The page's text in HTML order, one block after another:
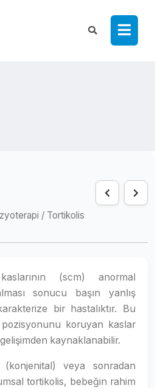
/ Tortikolis
(scm) anormal
sonucu başın yanlış
bir hastalıktır. Bu
koruyan kaslar
kaynaklanabilir.
(konjenital) veya sonradan
tortikolis, bebeğin rahim